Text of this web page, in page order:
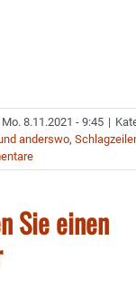
Mo. 8.11.2021 - 9:45 |
anderswo,
Sie einen